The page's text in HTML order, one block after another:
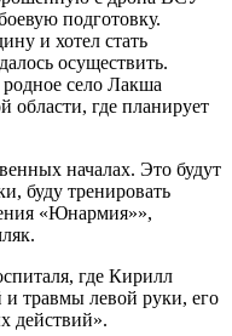
подготовку.
и хотел стать
осуществить.
село Лакша
области, где планирует
началах. Это будут
буду тренировать
«Юнармия»»,
где Кирилл
травмы левой руки, его
действий».